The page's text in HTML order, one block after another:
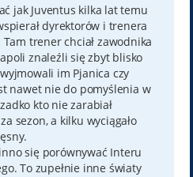
jak Juventus kilka lat temu
dyrektorów i trenera
trener chciał zawodnika
znaleźli się zbyt blisko
im Pjanica czy
nawet nie do pomyślenia w
kto nie zarabiał
sezon, a kilku wyciągało
się porównywać Interu
To zupełnie inne światy